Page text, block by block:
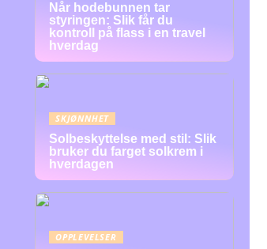
Når hodebunnen tar
styringen: Slik får du
kontroll på flass i en travel
hverdag
SKJØNNHET
Solbeskyttelse med stil: Slik
bruker du farget solkrem i
hverdagen
OPPLEVELSER